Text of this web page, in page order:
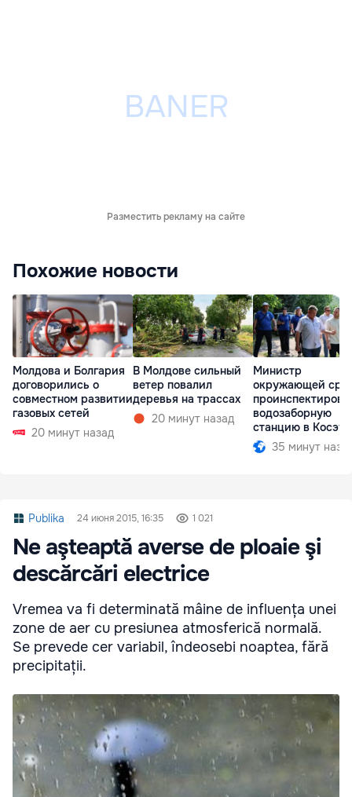
Разместить рекламу на сайте
Похожие новости
Молдова и Болгария
договорились о
совместном развитии
газовых сетей
20 минут назад
В Молдове сильный
ветер повалил
деревья на трассах
20 минут назад
Министр
окружающей
водозаборную
станцию в
35 минут
Publika 24 июня 2015, 16:35 1 021
Ne aşteaptă averse de ploaie şi
descărcări electrice
Vremea va fi determinată mâine de influența unei
zone de aer cu presiunea atmosferică normală.
Se prevede cer variabil, îndeosebi noaptea, fără
precipitații.